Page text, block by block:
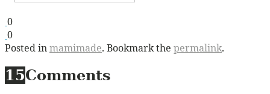
0
0
Posted inmamimade. Bookmark the permalink.
15Comments